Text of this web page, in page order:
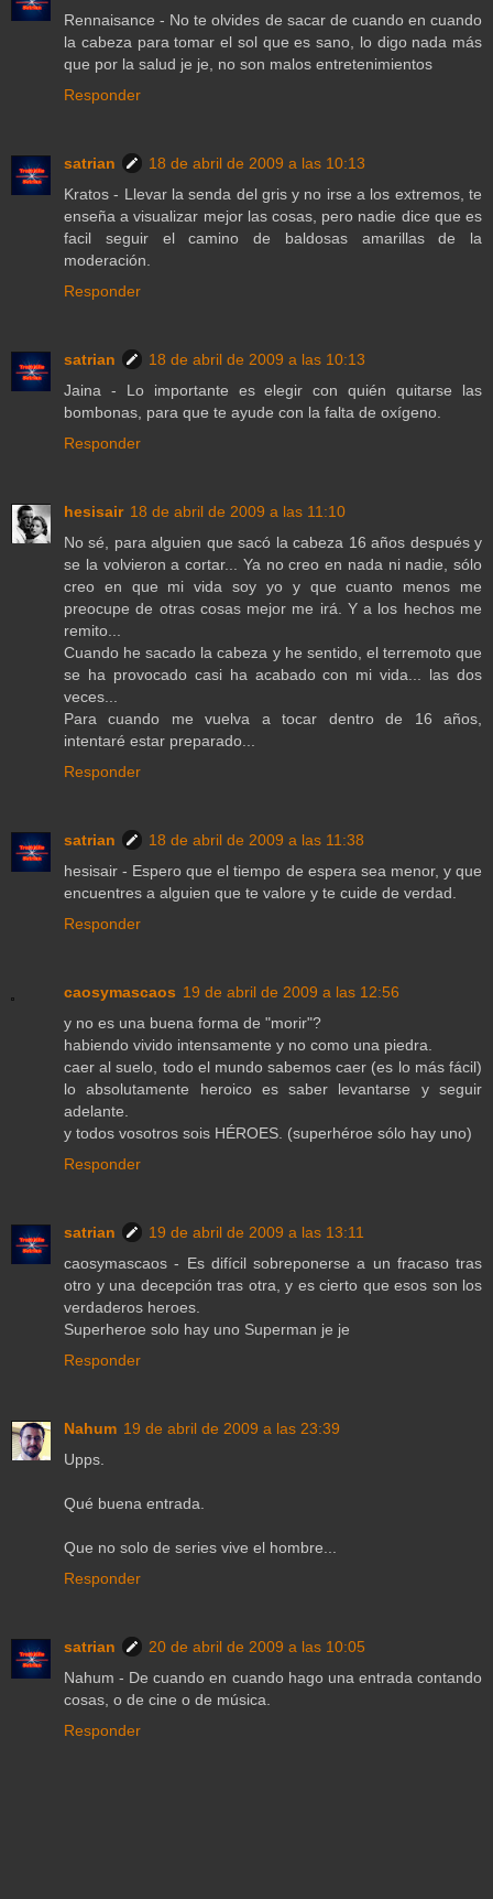
Rennaisance - No te olvides de sacar de cuando en cuando
la cabeza para tomar el sol que es sano, lo digo nada más
que por la salud je je, no son malos entretenimientos
Responder
satrian
18 de abril de 2009 a las 10:13
Kratos - Llevar la senda del gris y no irse a los extremos, te
enseña a visualizar mejor las cosas, pero nadie dice que es
facil seguir el camino de baldosas amarillas de la
moderación.
Responder
satrian
18 de abril de 2009 a las 10:13
Jaina - Lo importante es elegir con quién quitarse las
bombonas, para que te ayude con la falta de oxígeno.
Responder
hesisair 18 de abril de 2009 a las 11:10
No sé, para alguien que sacó la cabeza 16 años después y
se la volvieron a cortar... Ya no creo en nada ni nadie, sólo
creo en que mi vida soy yo y que cuanto menos me
preocupe de otras cosas mejor me irá. Y a los hechos me
remito...
Cuando he sacado la cabeza y he sentido, el terremoto que
se ha provocado casi ha acabado con mi vida... las dos
veces...
Para cuando me vuelva a tocar dentro de 16 años,
intentaré estar preparado...
Responder
satrian
18 de abril de 2009 a las 11:38
hesisair - Espero que el tiempo de espera sea menor, y que
encuentres a alguien que te valore y te cuide de verdad.
Responder
caosymascaos 19 de abril de 2009 a las 12:56
y no es una buena forma de "morir"?
habiendo vivido intensamente y no como una piedra.
caer al suelo, todo el mundo sabemos caer (es lo más fácil)
lo absolutamente heroico es saber levantarse y seguir
adelante.
y todos vosotros sois HÉROES. (superhéroe sólo hay uno)
Responder
satrian
19 de abril de 2009 a las 13:11
caosymascaos - Es difícil sobreponerse a un fracaso tras
otro y una decepción tras otra, y es cierto que esos son los
verdaderos heroes.
Superheroe solo hay uno Superman je je
Responder
Nahum 19 de abril de 2009 a las 23:39
Upps.
Qué buena entrada.
Que no solo de series vive el hombre...
Responder
satrian
20 de abril de 2009 a las 10:05
Nahum - De cuando en cuando hago una entrada contando
cosas, o de cine o de música.
Responder